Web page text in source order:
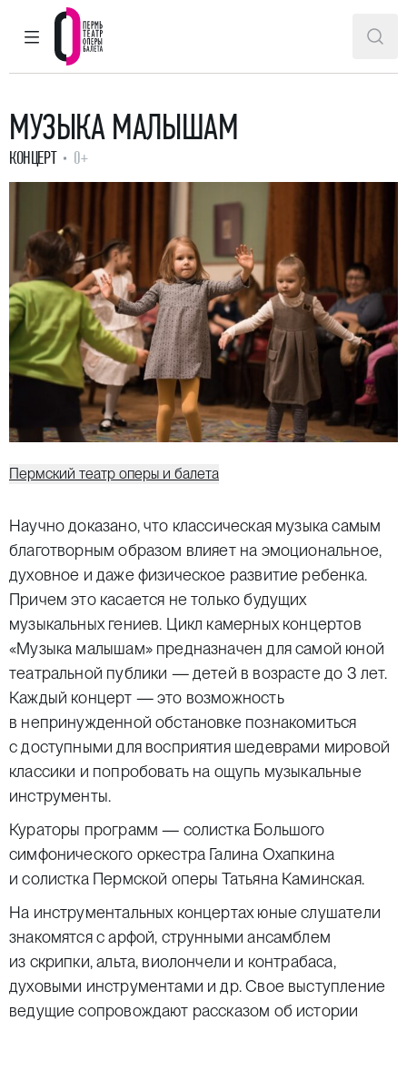
ГЛАВНОЕ МЕНЮ
Пермский театр оперы и балета
МУЗЫКА МАЛЫШАМ
КОНЦЕРТ 0+
Пермский театр оперы и балета
Научно доказано, что классическая музыка самым
благотворным образом влияет на эмоциональное,
духовное и даже физическое развитие ребенка.
Причем это касается не только будущих
музыкальных гениев. Цикл камерных концертов
«Музыка малышам» предназначен для самой юной
театральной публики — детей в возрасте до 3 лет.
Каждый концерт — это возможность
в непринужденной обстановке познакомиться
с доступными для восприятия шедеврами мировой
классики и попробовать на ощупь музыкальные
инструменты.
Кураторы программ — солистка Большого
симфонического оркестра Галина Охапкина
и солистка Пермской оперы Татьяна Каминская.
На инструментальных концертах юные слушатели
знакомятся с арфой, струнными ансамблем
из скрипки, альта, виолончели и контрабаса,
духовыми инструментами и др. Свое выступление
ведущие сопровождают рассказом об истории